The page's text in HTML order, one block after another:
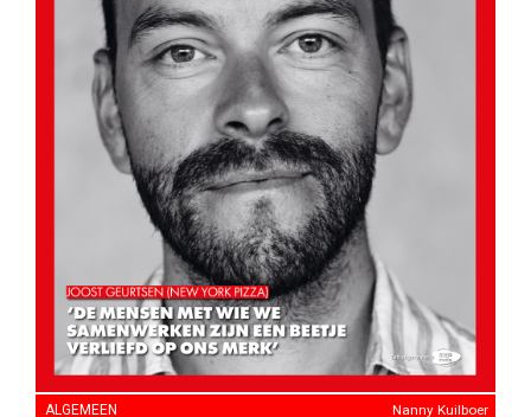
ALGEMEEN Nanny Kuilboer